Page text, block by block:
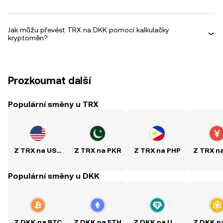
Jak můžu převést TRX na DKK pomocí kalkulačky
kryptoměn?
Prozkoumat další
Populární směny u TRX
Z TRX na USD Z TRX na PKR Z TRX na PHP Z TRX
Populární směny u DKK